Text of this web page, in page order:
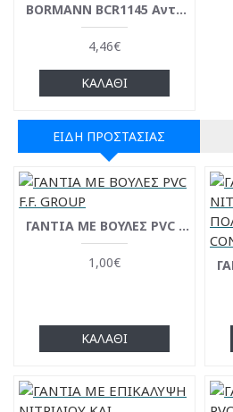
BORMANN BCR1145 Aντάπτορας Πρίζας 2 Σούκο,με Διακόπτη
4,46€
ΚΑΛΆΘΙ
ΕΊΔΗ ΠΡΟΣΤΑΣΊΑΣ
ΓΑΝΤΙΑ ΜΕ ΒΟΥΛΕΣ PVC F.F. GROUP
1,00€
ΚΑΛΆΘΙ